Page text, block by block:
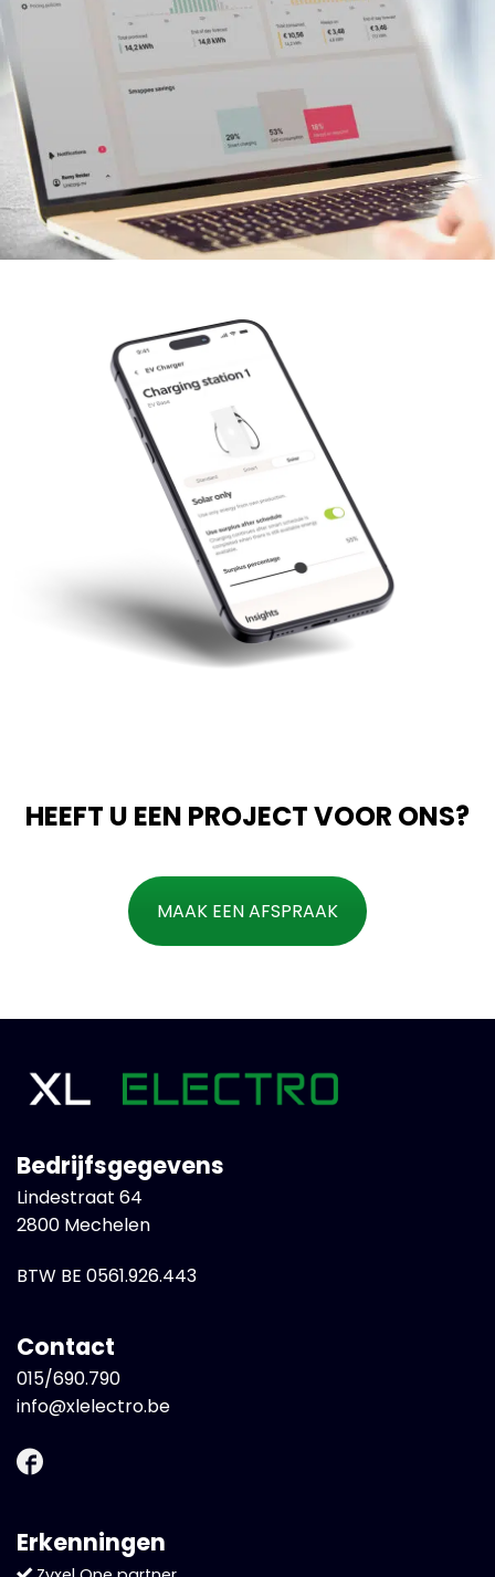
HEEFT U EEN PROJECT VOOR ONS?
MAAK EEN AFSPRAAK
Bedrijfsgegevens
Lindestraat 64
2800 Mechelen
BTW BE 0561.926.443
Contact
015/690.790
info@xlelectro.be
Erkenningen